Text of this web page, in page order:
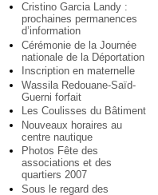
Cristino Garcia Landy :
prochaines permanences
d’information
Cérémonie de la Journée
nationale de la Déportation
Inscription en maternelle
Wassila Redouane-Saïd-
Guerni forfait
Les Coulisses du Bâtiment
Nouveaux horaires au
centre nautique
Photos Fête des
associations et des
quartiers 2007
Sous le regard des